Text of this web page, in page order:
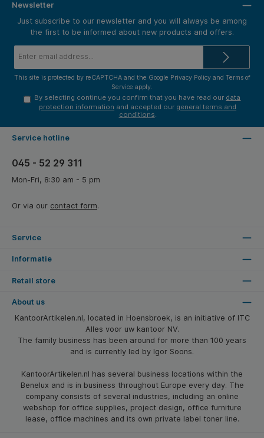
Newsletter
Just subscribe to our newsletter and you will always be among
the first to be informed about new products and offers.
This site is protected by reCAPTCHA and the Google Privacy Policyand Terms of
Service apply.
By selecting continue you confirm that you have read our data
protection information and accepted our general terms and
conditions
Service hotline
045 - 52 29 311
Mon-Fri, 8:30 am - 5 pm
Or via our contact form.
Service
Informatie
Retail store
About us
KantoorArtikelen.nl, located in Hoensbroek, is an initiative of ITC
Alles voor uw kantoor NV.
The family business has been around for more than 100 years
and is currently led by Igor Soons.
KantoorArtikelen.nl has several business locations within the
Benelux and is in business throughout Europe every day. The
company consists of several industries, including an online
webshop for office supplies, project design, office furniture
lease, office machines and its own private label toner line.